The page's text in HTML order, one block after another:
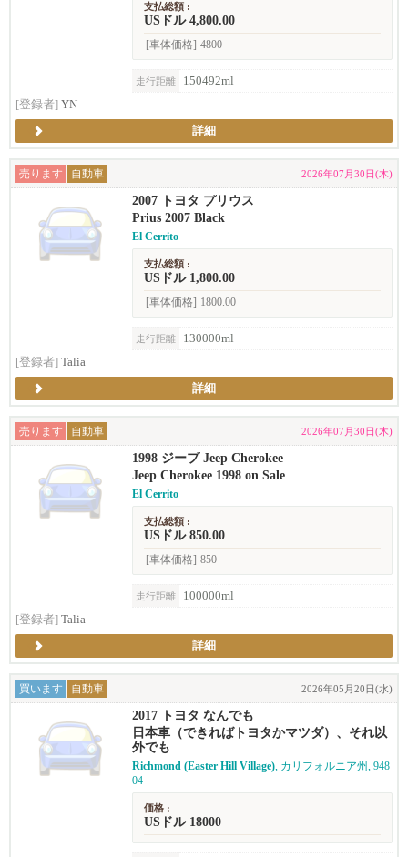
支払総額 :
USドル 4,800.00
[車体価格] 4800
走行距離
150492ml
[登録者] YN
詳細
売ります 自動車 2026年07月30日(木)
2007 トヨタ プリウス
Prius 2007 Black
El Cerrito
支払総額 :
USドル 1,800.00
[車体価格] 1800.00
走行距離
130000ml
[登録者] Talia
詳細
売ります 自動車 2026年07月30日(木)
1998 ジープ Jeep Cherokee
Jeep Cherokee 1998 on Sale
El Cerrito
支払総額 :
USドル 850.00
[車体価格] 850
走行距離
100000ml
[登録者] Talia
詳細
買います 自動車 2026年05月20日(水)
2017 トヨタ なんでも
日本車（できればトヨタかマツダ）、それ以
外でも
Richmond (Easter Hill Village), カリフォルニア州, 948
04
価格 :
USドル 18000